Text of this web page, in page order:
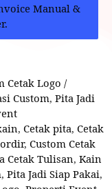
Manual &
Cetak Logo /
Custom, Pita Jadi
, Cetak pita, Cetak
, Custom Cetak
Cetak Tulisan, Kain
, Pita Jadi Siap Pakai,